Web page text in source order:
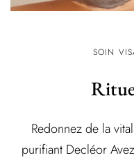
SOIN
Redonnez de la
purifiant Decléor